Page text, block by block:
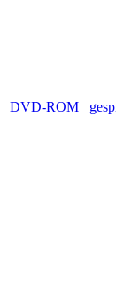
DVD-ROM